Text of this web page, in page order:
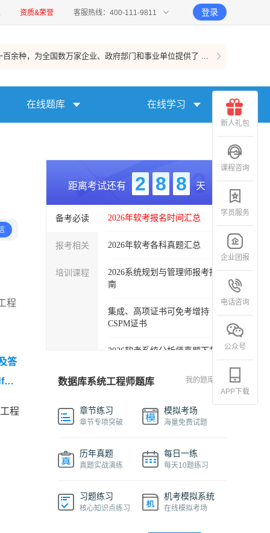
资质&荣誉 客服热线：400-111-9811 登录
百余种，为全国数万家企业、政府部门和事业单位提供了 ...
在线题库 在线学习
程
答
】
程
距离考试还有 2 8 8 天
备考必读
报考相关
培训课程
2026年软考报名时间汇总
2026年软考各科真题汇总
2026系统规划与管理师报考指
南
集成、高项证书可免考增持
CSPM证书
2026软考系统分析师真题下载
软考各科目自学必备学习包
2027年信息系统项目管理师精
品班
费课程
机考系统操作流程及画图讲解
数据库系统工程师题库 我的题库
章节练习
章节专项突破
模拟考场
海量免费试题
历年真题
真题实战演练
每日一练
每天10题练习
习题练习
核心知识点练习
机考模拟系统
在线模拟考场
新人礼包
课程咨询
学员服务
企业团报
电话咨询
公众号
APP下载